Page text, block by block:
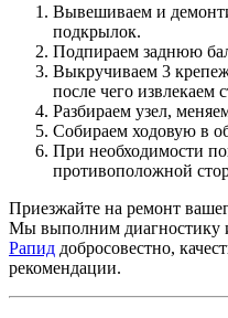
Вывешиваем и
подкрылок.
Подпираем заднюю
Выкручиваем 3
после чего извлекаем
Разбираем узел,
Собираем ходовую в
При необходимости
противоположной
Приезжайте на ремонт
Мы выполним диагностику
Рапид добросовестно,
рекомендации.